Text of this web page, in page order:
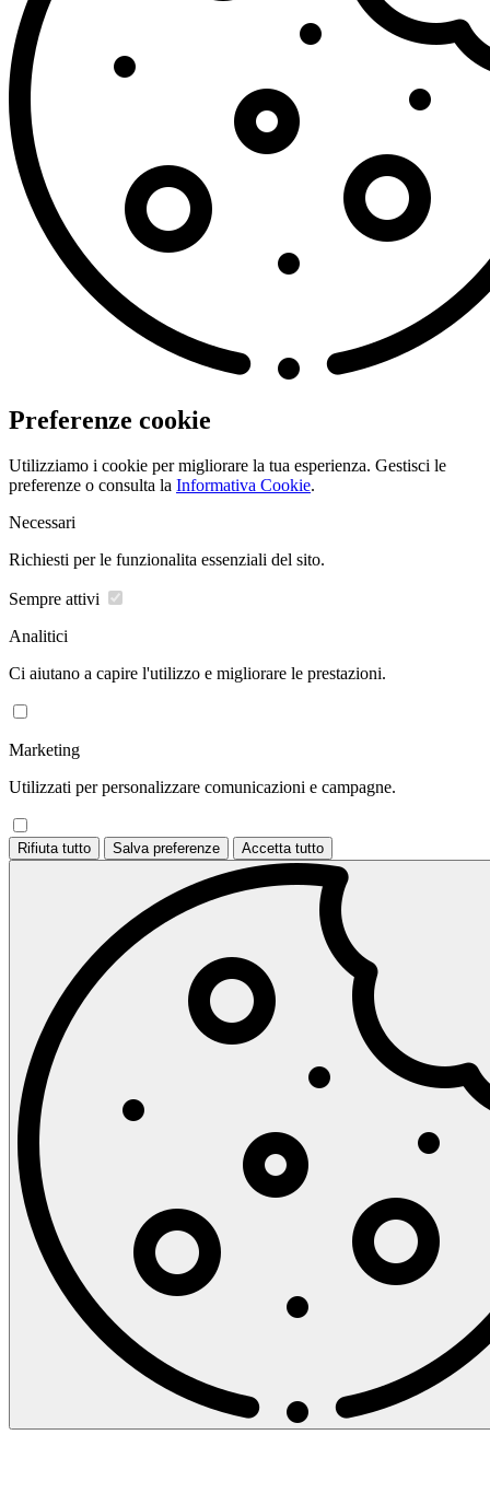
Preferenze cookie
Utilizziamo i cookie per migliorare la tua esperienza. Gestisci le
preferenze o consulta la Informativa Cookie.
Necessari
Richiesti per le funzionalita essenziali del sito.
Sempre attivi
Analitici
Ci aiutano a capire l'utilizzo e migliorare le prestazioni.
Marketing
Utilizzati per personalizzare comunicazioni e campagne.
Rifiuta tutto Salva preferenze Accetta tutto